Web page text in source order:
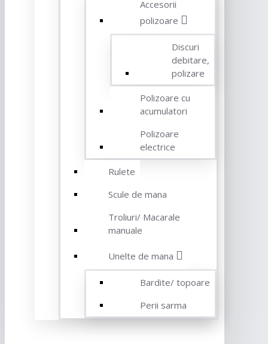
Accesorii
polizoare
Discuri
debitare,
polizare
Polizoare cu
acumulatori
Polizoare
electrice
Rulete
Scule de mana
Troliuri/ Macarale
manuale
Unelte de mana
Bardite/ topoare
Perii sarma